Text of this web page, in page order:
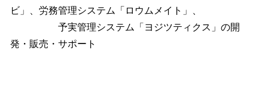
ビ」、労務管理システム「ロウムメイト」、
予実管理システム「ヨジツティクス」の開
発・販売・サポート